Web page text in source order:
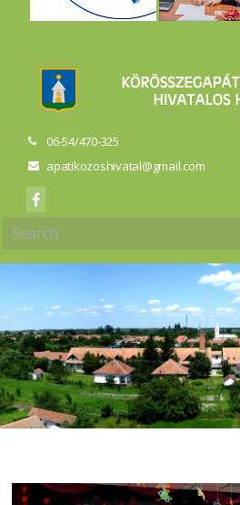
06-54/470-325
apatikozoshivatal@gmail.com